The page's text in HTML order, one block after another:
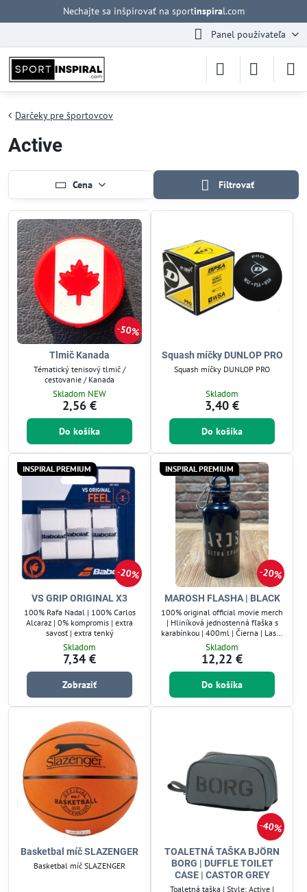
Nechajte sa inšpirovať na sportinspiral.com
Panel používateľa
Darčeky pre športovcov
Active
Cena Filtrovať
50%
Tlmič Kanada
Tématický tenisový tlmič /
cestovanie / Kanada
Skladom NEW
2,56 €
Do košíka
Squash míčky DUNLOP PRO
Squash míčky DUNLOP PRO
Skladom
3,40 €
Do košíka
20%
INSPIRAL PREMIUM
VS GRIP ORIGINAL X3
100% Rafa Nadal | 100% Carlos
Alcaraz | 0% kompromis | extra
savosť | extra tenký
Skladom
7,34 €
Zobraziť
20%
INSPIRAL PREMIUM
MAROSH FLASHA | BLACK
100% original official movie merch
| Hliníková jednostenná fľaška s
karabínkou | 400ml | Čierna | Laser
gravir logo | Ø6x17cm
Skladom
12,22 €
Do košíka
Basketbal míč SLAZENGER
Basketbal míč SLAZENGER
40%
TOALETNÁ TAŠKA BJÖRN
BORG | DUFFLE TOILET
CASE | CASTOR GREY
Toaletná taška | Style: Active |